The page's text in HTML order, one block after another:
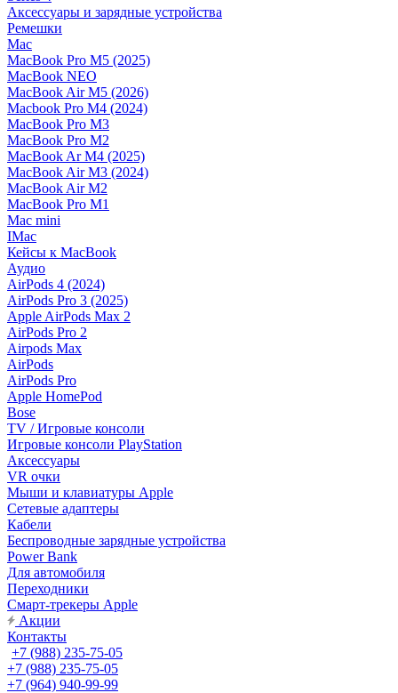
Аксессуары и зарядные устройства
Ремешки
Mac
MacBook Pro M5 (2025)
MacBook NEO
MacBook Air M5 (2026)
Macbook Pro M4 (2024)
MacBook Pro M3
MacBook Pro M2
MacBook Ar M4 (2025)
MacBook Air M3 (2024)
MacBook Air M2
MacBook Pro M1
Mac mini
IMac
Кейсы к MacBook
Аудио
AirPods 4 (2024)
AirPods Pro 3 (2025)
Apple AirPods Max 2
AirPods Pro 2
Airpods Max
AirPods
AirPods Pro
Apple HomePod
Bose
TV / Игровые консоли
Игровые консоли PlayStation
Аксессуары
VR очки
Мыши и клавиатуры Apple
Сетевые адаптеры
Кабели
Беспроводные зарядные устройства
Power Bank
Для автомобиля
Переходники
Смарт-трекеры Apple
Акции
Контакты
+7 (988) 235-75-05
+7 (988) 235-75-05
+7 (964) 940-99-99